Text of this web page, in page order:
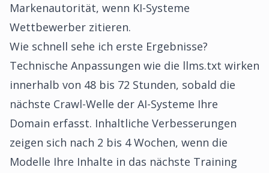
Markenautorität, wenn KI-Systeme
Wettbewerber zitieren.
Wie schnell sehe ich erste Ergebnisse?
Technische Anpassungen wie die llms.txt wirken
innerhalb von 48 bis 72 Stunden, sobald die
nächste Crawl-Welle der AI-Systeme Ihre
Domain erfasst. Inhaltliche Verbesserungen
zeigen sich nach 2 bis 4 Wochen, wenn die
Modelle Ihre Inhalte in das nächste Training